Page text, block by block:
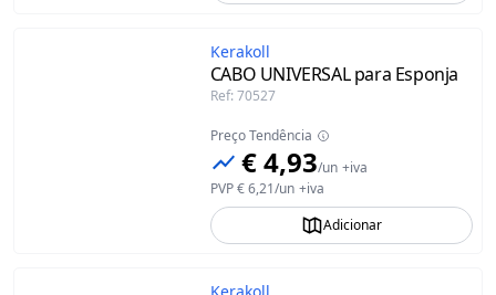
Kerakoll
CABO UNIVERSAL para Esponja
Ref: 70527
Preço Tendência
€ 4,93/un +iva
PVP€ 6,21/un +iva
Adicionar